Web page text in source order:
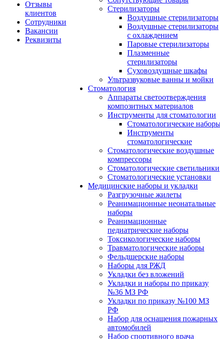
Отзывы
клиентов
Сотрудники
Вакансии
Реквизиты
Стерилизаторы
Воздушные стерилизаторы
Воздушные стерилизаторы
с охлаждением
Паровые стерилизаторы
Плазменные
стерилизаторы
Суховоздушные шкафы
Ультразвуковые ванны и мойки
Стоматология
Аппараты светоотверждения
композитных материалов
Инструменты для стоматологии
Стоматологические
Инструменты
стоматологические
Стоматологические воздушные
компрессоры
Стоматологические светильники
Стоматологические установки
Медицинские наборы и укладки
Разгрузочные жилеты
Реанимационные неонатальные
наборы
Реанимационные
педиатрические наборы
Токсикологические наборы
Травматологические наборы
Фельдшерские наборы
Наборы для РЖД
Укладки без вложений
Укладки и наборы по приказу
№36 МЗ РФ
Укладки по приказу №100 МЗ
РФ
Набор для оснащения пожарных
автомобилей
Набор спортивного врача